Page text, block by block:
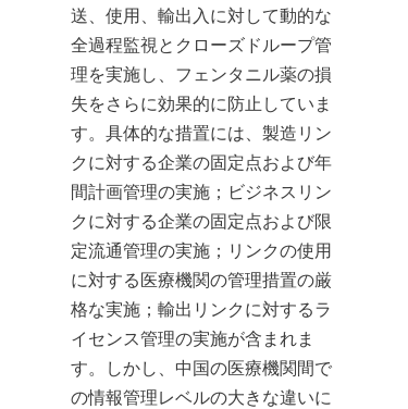
送、使用、輸出入に対して動的な
全過程監視とクローズドループ管
理を実施し、フェンタニル薬の損
失をさらに効果的に防止していま
す。具体的な措置には、製造リン
クに対する企業の固定点および年
間計画管理の実施；ビジネスリン
クに対する企業の固定点および限
定流通管理の実施；リンクの使用
に対する医療機関の管理措置の厳
格な実施；輸出リンクに対するラ
イセンス管理の実施が含まれま
す。しかし、中国の医療機関間で
の情報管理レベルの大きな違いに